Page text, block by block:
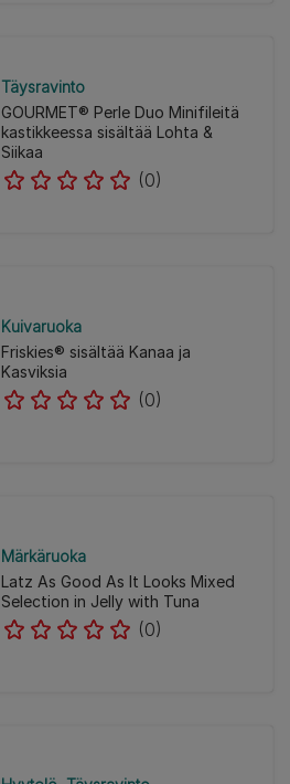
Täysravinto
GOURMET® Perle Duo Minifileitä
kastikkeessa sisältää Lohta &
Siikaa
(0)
Kuivaruoka
Friskies® sisältää Kanaa ja
Kasviksia
(0)
Märkäruoka
Latz As Good As It Looks Mixed
Selection in Jelly with Tuna
(0)